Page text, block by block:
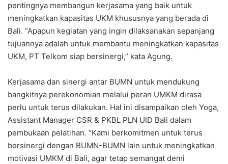
pentingnya membangun kerjasama yang baik untuk
meningkatkan kapasitas UKM khususnya yang berada di
Bali. “Apapun kegiatan yang ingin dilaksanakan sepanjang
tujuannya adalah untuk membantu meningkatkan kapasitas
UKM, PT Telkom siap bersinergi,” kata Agung.
Kerjasama dan sinergi antar BUMN untuk mendukung
bangkitnya perekonomian melalui peran UMKM dirasa
perlu untuk terus dilakukan. Hal ini disampaikan oleh Yoga,
Assistant Manager CSR & PKBL PLN UID Bali dalam
pembukaan pelatihan. “Kami berkomitmen untuk terus
bersinergi dengan BUMN-BUMN lain untuk meningkatkan
motivasi UMKM di Bali, agar tetap semangat demi